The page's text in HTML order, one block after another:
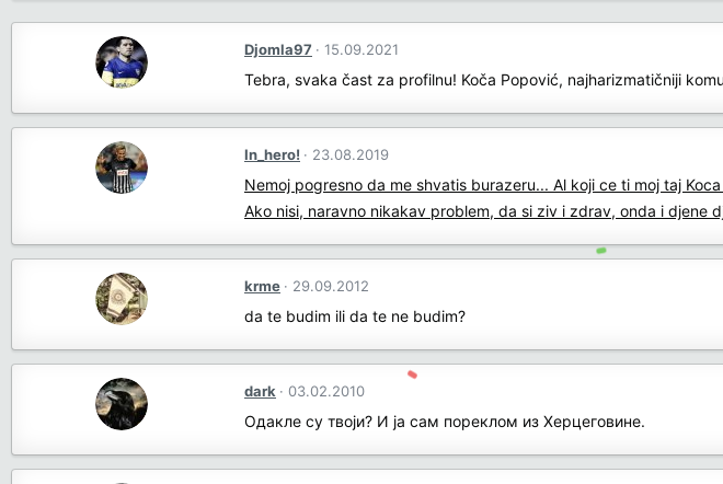
Djomla97 15.09.2021
Tebra, svaka čast za profilnu! Koča Popović, najharizmatičniji
In_hero! 23.08.2019
Nemoj pogresno da me shvatis burazeru... Al koji ce ti moj taj
Ako nisi, naravno nikakav problem, da si ziv i zdrav, onda i djene
krme 29.09.2012
da te budim ili da te ne budim?
dark 03.02.2010
Одакле су твоји? И ја сам пореклом из Херцеговине.